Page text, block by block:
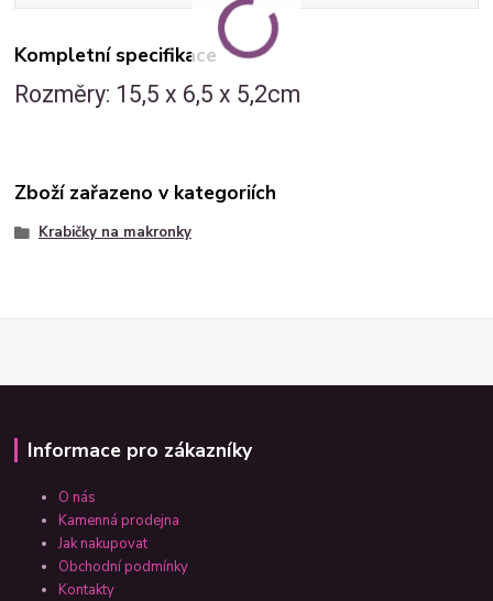
Kompletní specifikace
Rozměry: 15,5 x 6,5 x 5,2cm
Zboží zařazeno v kategoriích
Krabičky na makronky
Informace pro zákazníky
O nás
Kamenná prodejna
Jak nakupovat
Obchodní podmínky
Kontakty